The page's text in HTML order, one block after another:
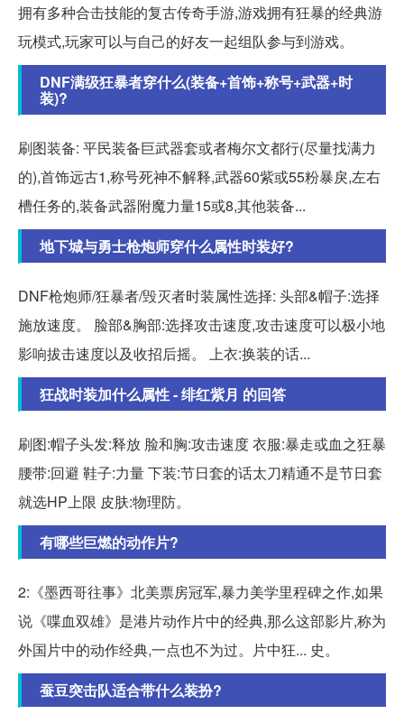
拥有多种合击技能的复古传奇手游,游戏拥有狂暴的经典游
玩模式,玩家可以与自己的好友一起组队参与到游戏。
DNF满级狂暴者穿什么(装备+首饰+称号+武器+时
装)?
刷图装备: 平民装备巨武器套或者梅尔文都行(尽量找满力
的),首饰远古1,称号死神不解释,武器60紫或55粉暴戾,左右
槽任务的,装备武器附魔力量15或8,其他装备...
地下城与勇士枪炮师穿什么属性时装好?
DNF枪炮师/狂暴者/毁灭者时装属性选择: 头部&帽子:选择
施放速度。 脸部&胸部:选择攻击速度,攻击速度可以极小地
影响拔击速度以及收招后摇。 上衣:换装的话...
狂战时装加什么属性 - 绯红紫月 的回答
刷图:帽子头发:释放 脸和胸:攻击速度 衣服:暴走或血之狂暴
腰带:回避 鞋子:力量 下装:节日套的话太刀精通不是节日套
就选HP上限 皮肤:物理防。
有哪些巨燃的动作片?
2:《墨西哥往事》北美票房冠军,暴力美学里程碑之作,如果
说《喋血双雄》是港片动作片中的经典,那么这部影片,称为
外国片中的动作经典,一点也不为过。片中狂... 史。
蚕豆突击队适合带什么装扮?